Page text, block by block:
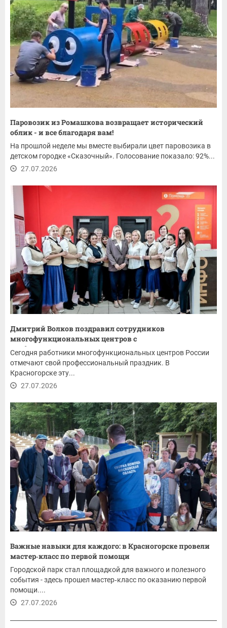
Паровозик из Ромашкова возвращает исторический
облик - и все благодаря вам!
На прошлой неделе мы вместе выбирали цвет паровозика в
детском городке «Сказочный». Голосование показало: 92%...
27.07.2026
Дмитрий Волков поздравил сотрудников
многофункциональных центров с
профессиональным...
Сегодня работники многофункциональных центров России
отмечают свой профессиональный праздник. В
Красногорске эту...
27.07.2026
Важные навыки для каждого: в Красногорске провели
мастер‑класс по первой помощи
Городской парк стал площадкой для важного и полезного
события - здесь прошел мастер‑класс по оказанию первой
помощи....
27.07.2026